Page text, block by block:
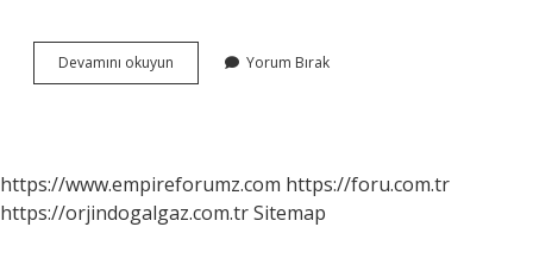
Devamını okuyun
Ve
Yorum Bırak
https://www.empireforumz.com https://foru.com.tr
https://orjindogalgaz.com.trSitemap